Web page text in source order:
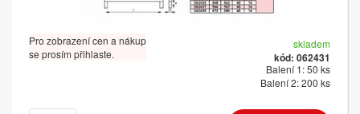
Pro zobrazení cen a nákup
se prosím přihlaste.
skladem
kód: 062431
Balení 1: 50 ks
Balení 2: 200 ks